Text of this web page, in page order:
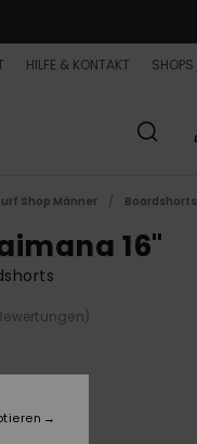
HILFE & KONTAKT SHOPS
Shop Männer Boardshorts
16"